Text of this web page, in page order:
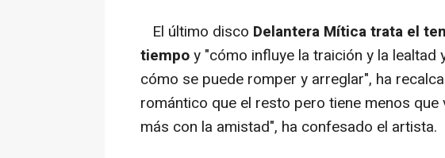
El último disco Delantera Míticatrata el
tiempoy "cómo influye la traición y la lealtad
cómo se puede romper y arreglar", ha
romántico que el resto pero tiene menos
más con la amistad", ha confesado el artista.